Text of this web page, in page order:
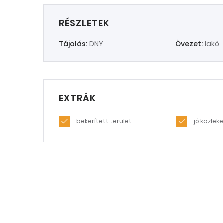
RÉSZLETEK
Tájolás: DNY Övezet: lakó
EXTRÁK
bekerített terület jó